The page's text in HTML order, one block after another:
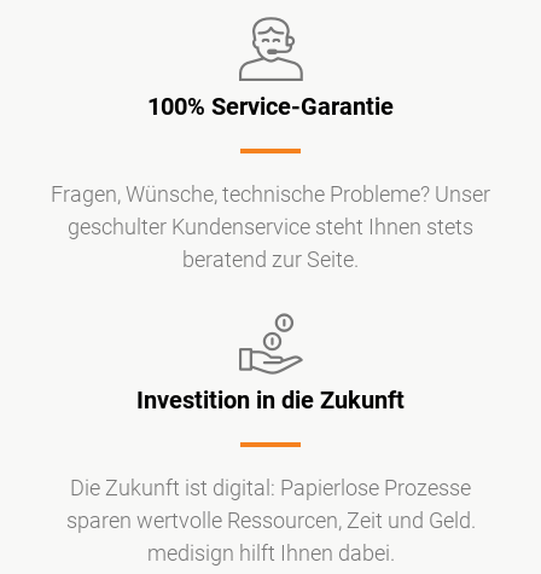
100% Service-Garantie
Fragen, Wünsche, technische Probleme? Unser
geschulter Kundenservice steht Ihnen stets
beratend zur Seite.
Investition in die Zukunft
Die Zukunft ist digital: Papierlose Prozesse
sparen wertvolle Ressourcen, Zeit und Geld.
medisign hilft Ihnen dabei.